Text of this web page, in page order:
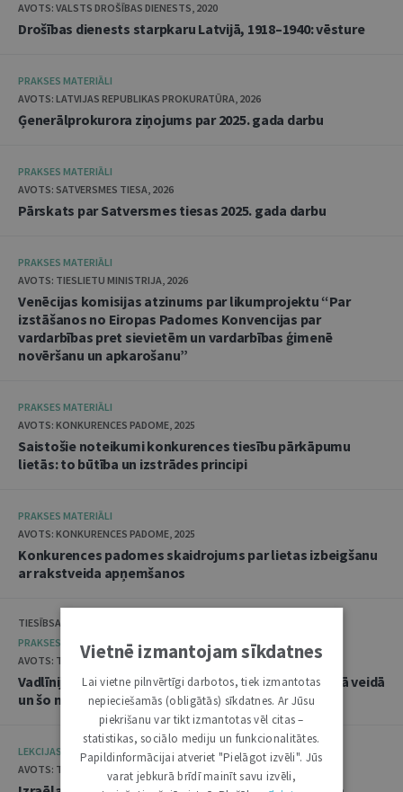
AVOTS: VALSTS DROŠĪBAS DIENESTS, 2020
Drošības dienests starpkaru Latvijā, 1918–1940: vēsture
PRAKSES MATERIĀLI
AVOTS: LATVIJAS REPUBLIKAS PROKURATŪRA, 2026
Ģenerālprokurora ziņojums par 2025. gada darbu
PRAKSES MATERIĀLI
AVOTS: SATVERSMES TIESA, 2026
Pārskats par Satversmes tiesas 2025. gada darbu
PRAKSES MATERIĀLI
AVOTS: TIESLIETU MINISTRIJA, 2026
Venēcijas komisijas atzinums par likumprojektu “Par
izstāšanos no Eiropas Padomes Konvencijas par
vardarbības pret sievietēm un vardarbības ģimenē
novēršanu un apkarošanu”
PRAKSES MATERIĀLI
AVOTS: KONKURENCES PADOME, 2025
Saistošie noteikumi konkurences tiesību pārkāpumu
lietās: to būtība un izstrādes principi
PRAKSES MATERIĀLI
AVOTS: KONKURENCES PADOME, 2025
Konkurences padomes skaidrojums par lietas izbeigšanu
ar rakstveida apņemšanos
TIESĪBSARGA BIROJS, DATU VALSTS INSPEKCIJA
PRAKSES MATERIĀLI
AVOTS: TIESĪBSARGA BIROJS, 2025
Vadlīnijas "Amatpersonu datu apstrāde audiovizuālā veidā
un šo materiālu publicēšana"
LEKCIJAS
AVOTS: TIESLIETU AKADĒMIJA, 2025
Vietnē izmantojam sīkdatnes
Lai vietne pilnvērtīgi darbotos, tiek izmantotas
nepieciešamās (obligātās) sīkdatnes. Ar Jūsu
piekrišanu var tikt izmantotas vēl citas –
statistikas, sociālo mediju un funkcionalitātes.
Papildinformācijai atveriet "Pielāgot izvēli". Jūs
varat jebkurā brīdī mainīt savu izvēli,